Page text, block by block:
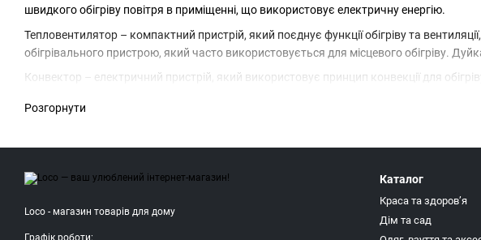
швидкого обігріву повітря в приміщенні, що використовує електричну енергію.
Тепловентилятор – компактний пристрій, який поєднує функції обігріву та
обігрівального пристрою, який часто використовується для місцевого обігріву.
Конвектор – електричний пристрій, який використовує принцип конвекції для
потік теплого повітря.
Розгорнути
Loco - магазин товарів для дому
Графік роботи:
Каталог
Краса та здоровʼя
Дім та сад